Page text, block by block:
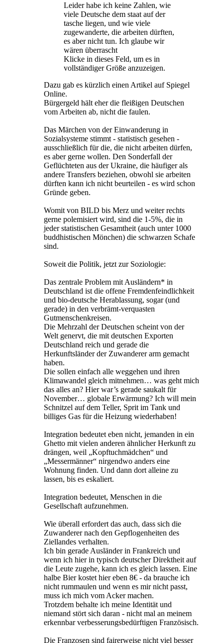
Leider habe ich keine Zahlen, wie
viele Deutsche dem staat auf der
tasche liegen, und wie viele
zugewanderte, die arbeiten dürften,
es aber nicht tun. Ich glaube wir
wären überrascht
Klicke in dieses Feld, um es in
vollständiger Größe anzuzeigen.
Dazu gab es kürzlich einen Artikel auf Spiegel
Online.
Bürgergeld hält eher die fleißigen Deutschen
vom Arbeiten ab, nicht die faulen.
Das Märchen von der Einwanderung in
Sozialsysteme stimmt - statistisch gesehen -
ausschließlich für die, die nicht arbeiten dürfen,
es aber gerne wollen. Den Sonderfall der
Geflüchteten aus der Ukraine, die häufiger als
andere Transfers beziehen, obwohl sie arbeiten
dürften kann ich nicht beurteilen - es wird schon
Gründe geben.
Womit von BILD bis Merz und weiter rechts
gerne polemisiert wird, sind die 1-5%, die in
jeder statistischen Gesamtheit (auch unter 1000
buddhistischen Mönchen) die schwarzen Schafe
sind.
Soweit die Politik, jetzt zur Soziologie:
Das zentrale Problem mit Ausländern* in
Deutschland ist die offene Fremdenfeindlichkeit
und bio-deutsche Herablassung, sogar (und
gerade) in den verbrämt-verquasten
Gutmenschenkreisen.
Die Mehrzahl der Deutschen scheint von der
Welt genervt, die mit deutschen Exporten
Deutschland reich und gerade die
Herkunftsländer der Zuwanderer arm gemacht
haben.
Die sollen einfach alle weggehen und ihren
Klimawandel gleich mitnehmen… was geht mich
das alles an? Hier war’s gerade saukalt für
November… globale Erwärmung? Ich will mein
Schnitzel auf dem Teller, Sprit im Tank und
billiges Gas für die Heizung wiederhaben!
Integration bedeutet eben nicht, jemanden in ein
Ghetto mit vielen anderen ähnlicher Herkunft zu
drängen, weil „Kopftuchmädchen“ und
„Messermänner“ nirgendwo anders eine
Wohnung finden. Und dann dort alleine zu
lassen, bis es eskaliert.
Integration bedeutet, Menschen in die
Gesellschaft aufzunehmen.
Wie überall erfordert das auch, dass sich die
Zuwanderer nach den Gepflogenheiten des
Ziellandes verhalten.
Ich bin gerade Ausländer in Frankreich und
wenn ich hier in typisch deutscher Direktheit auf
die Leute zugehe, kann ich es gleich lassen. Eine
halbe Bier kostet hier eben 8€ - da brauche ich
nicht rummaulen und wenn es mir nicht passt,
muss ich mich vom Acker machen.
Trotzdem behalte ich meine Identität und
niemand stört sich daran - nicht mal an meinem
erkennbar verbesserungsbedürftigen Französisch.
Die Franzosen sind fairerweise nicht viel besser